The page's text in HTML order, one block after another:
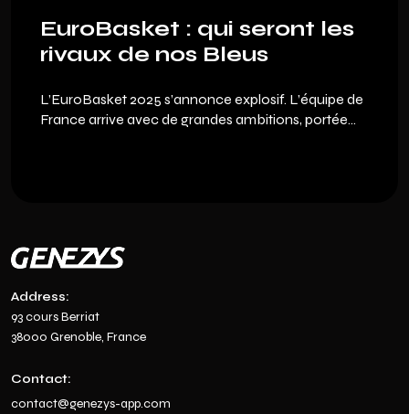
EuroBasket : qui seront les
rivaux de nos Bleus
L’EuroBasket 2025 s’annonce explosif. L’équipe de
France arrive avec de grandes ambitions, portée
Address:
93 cours Berriat
38000 Grenoble, France
Contact:
contact@genezys-app.com